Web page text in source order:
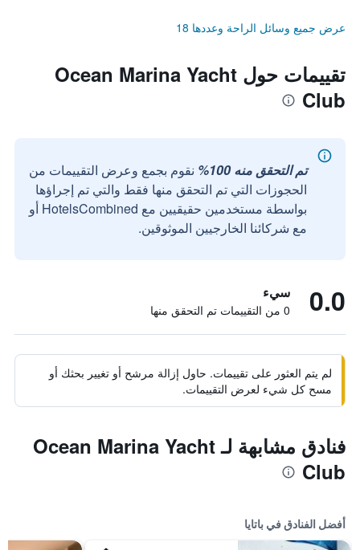
عرض جميع وسائل الراحة وعددها 18
تقييمات حول Ocean Marina Yacht
Club
تم التحقق منه 100%
نقوم بجمع وعرض التقييمات من
الحجوزات التي تم التحقق منها فقط والتي تم إجراؤها
بواسطة مستخدمين حقيقيين مع HotelsCombined أو
مع شركائنا الخارجيين الموثوقين.
0.0 سيء
0 من التقييمات تم التحقق منها
لم يتم العثور على تقييمات. حاول إزالة مرشح أو تغيير بحثك أو
مسح كل شيء لعرض التقييمات.
فنادق مشابهة لـ Ocean Marina Yacht
Club
أفضل الفنادق في باتايا